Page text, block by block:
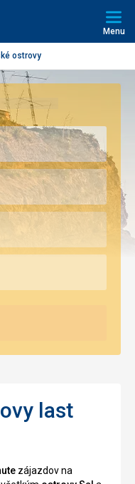
Menu
ostrovy
last
zájazdov na